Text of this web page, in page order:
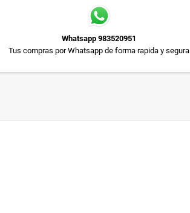
Whatsapp 983520951
Tus compras por Whatsapp de forma rapida y segura